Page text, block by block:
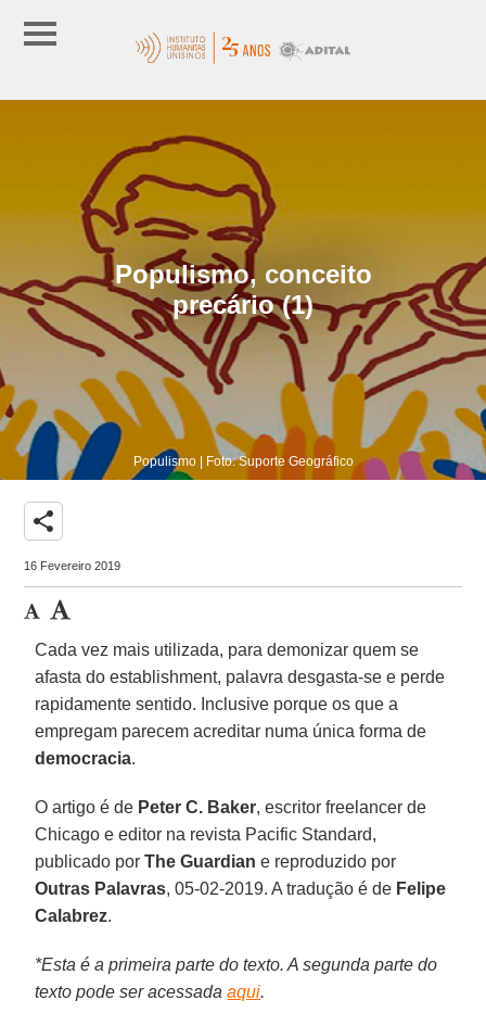
Populismo, conceito
precário (1)
Populismo | Foto: Suporte Geográfico
share
16 Fevereiro 2019
Cada vez mais utilizada, para demonizar quem se
afasta do establishment, palavra desgasta-se e perde
rapidamente sentido. Inclusive porque os que a
empregam parecem acreditar numa única forma de
democracia.
O artigo é de Peter C. Baker, escritor freelancer de
Chicago e editor na revista Pacific Standard,
publicado porThe Guardian e reproduzido por
Outras Palavras, 05-02-2019. A tradução é de Felipe
Calabrez.
*Esta é a primeira parte do texto. A segunda parte do
texto pode ser acessadaaqui.